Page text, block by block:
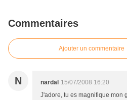
Commentaires
Ajouter un commentaire
N nardal 15/07/2008 16:20
J'adore, tu es magnifique mon